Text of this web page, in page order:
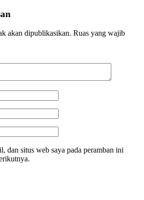
akan dipublikasikan. Ruas yang wajib
dan situs web saya pada peramban ini